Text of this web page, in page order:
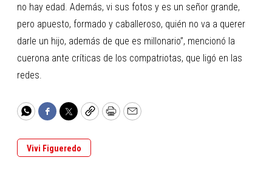
no hay edad. Además, vi sus fotos y es un señor grande,
pero apuesto, formado y caballeroso, quién no va a querer
darle un hijo, además de que es millonario”, mencionó la
cuerona ante críticas de los compatriotas, que ligó en las
redes.
WhatsApp
Facebook
TwitterCopyPrintEmail
Vivi Figueredo